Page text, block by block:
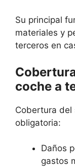
Su principal
materiales y
terceros en
coche a
Cobertura del
obligatoria:
Daños
gastos